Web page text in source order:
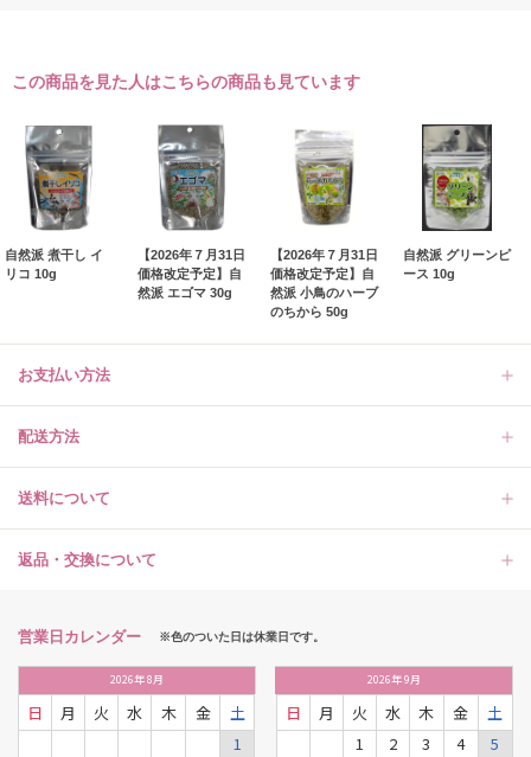
この商品を見た人はこちらの商品も見ています
自然派 煮干し イ
リコ 10g
【2026年７月31日
価格改定予定】自
然派 エゴマ 30g
【2026年７月31日
価格改定予定】自
然派 小鳥のハーブ
のちから 50g
自然派 グリーンピ
ース 10g
お支払い方法
配送方法
送料について
返品・交換について
営業日カレンダー ※色のついた日は休業日です。
2026年8月
日 月 火 水 木 金
土
1
2026年9月
日 月 火 水 木 金
土
1
2 3 4
5